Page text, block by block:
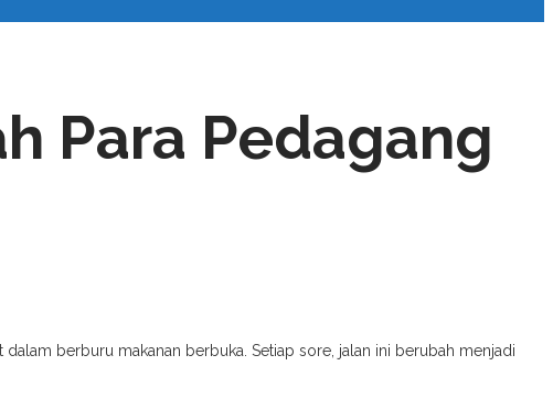
Para Pedagang
berburu makanan berbuka. Setiap sore, jalan ini berubah menjadi